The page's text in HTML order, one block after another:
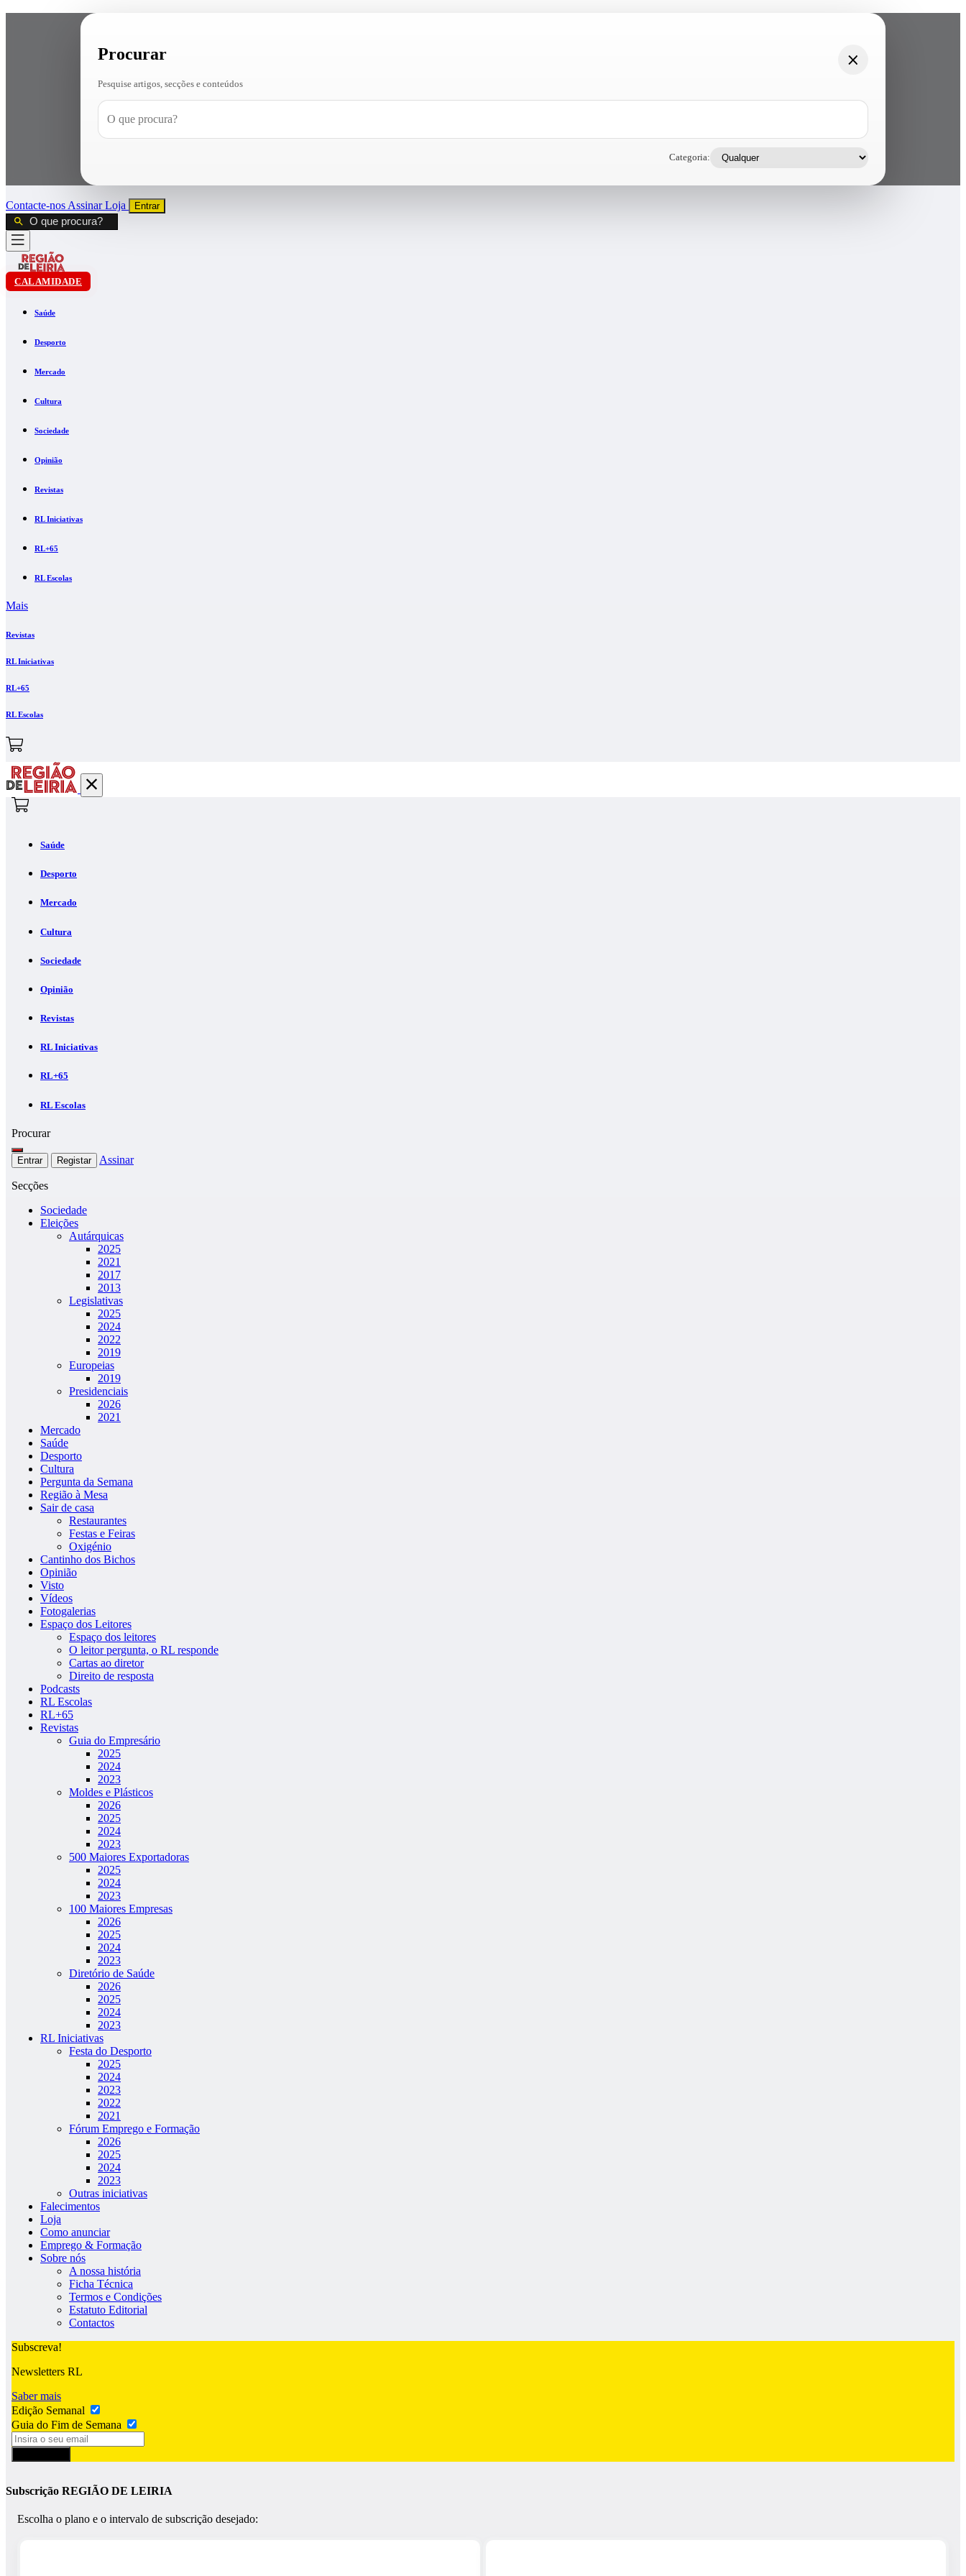
Procurar
Pesquise artigos, secções e conteúdos
Categoria:
Contacte-nos AssinarLoja Entrar
CALAMIDADE
Saúde
Desporto
Mercado
Cultura
Sociedade
Opinião
Revistas
RL Iniciativas
RL+65
RL Escolas
Mais
Revistas
RL Iniciativas
RL+65
RL Escolas
Saúde
Desporto
Mercado
Cultura
Sociedade
Opinião
Revistas
RL Iniciativas
RL+65
RL Escolas
Procurar
Entrar Registar Assinar
Secções
Sociedade
Eleições
Autárquicas
2025
2021
2017
2013
Legislativas
2025
2024
2022
2019
Europeias
2019
Presidenciais
2026
2021
Mercado
Saúde
Desporto
Cultura
Pergunta da Semana
Região à Mesa
Sair de casa
Restaurantes
Festas e Feiras
Oxigénio
Cantinho dos Bichos
Opinião
Visto
Vídeos
Fotogalerias
Espaço dos Leitores
Espaço dos leitores
O leitor pergunta, o RL responde
Cartas ao diretor
Direito de resposta
Podcasts
RL Escolas
RL+65
Revistas
Guia do Empresário
2025
2024
2023
Moldes e Plásticos
2026
2025
2024
2023
500 Maiores Exportadoras
2025
2024
2023
100 Maiores Empresas
2026
2025
2024
2023
Diretório de Saúde
2026
2025
2024
2023
RL Iniciativas
Festa do Desporto
2025
2024
2023
2022
2021
Fórum Emprego e Formação
2026
2025
2024
2023
Outras iniciativas
Falecimentos
Loja
Como anunciar
Emprego & Formação
Sobre nós
A nossa história
Ficha Técnica
Termos e Condições
Estatuto Editorial
Contactos
Subscreva!
Newsletters RL
Saber mais
Edição Semanal
Guia do Fim de Semana
Subscrição REGIÃO DE LEIRIA
Escolha o plano e o intervalo de subscrição desejado: